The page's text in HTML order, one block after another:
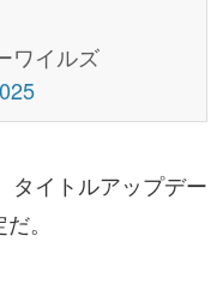
ワイルズ
タイトルアップデー
。